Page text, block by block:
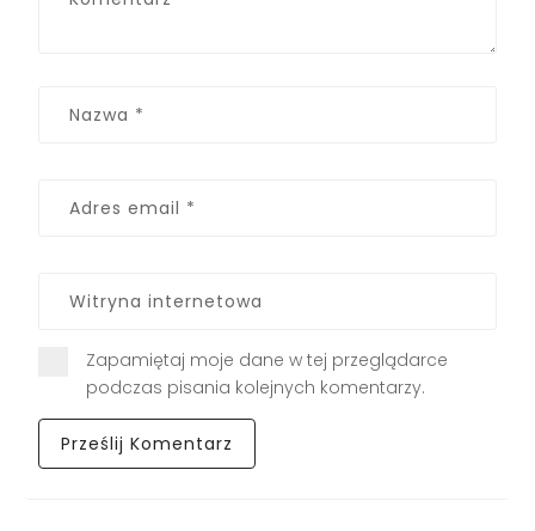
Zapamiętaj moje dane w tej przeglądarce
podczas pisania kolejnych komentarzy.